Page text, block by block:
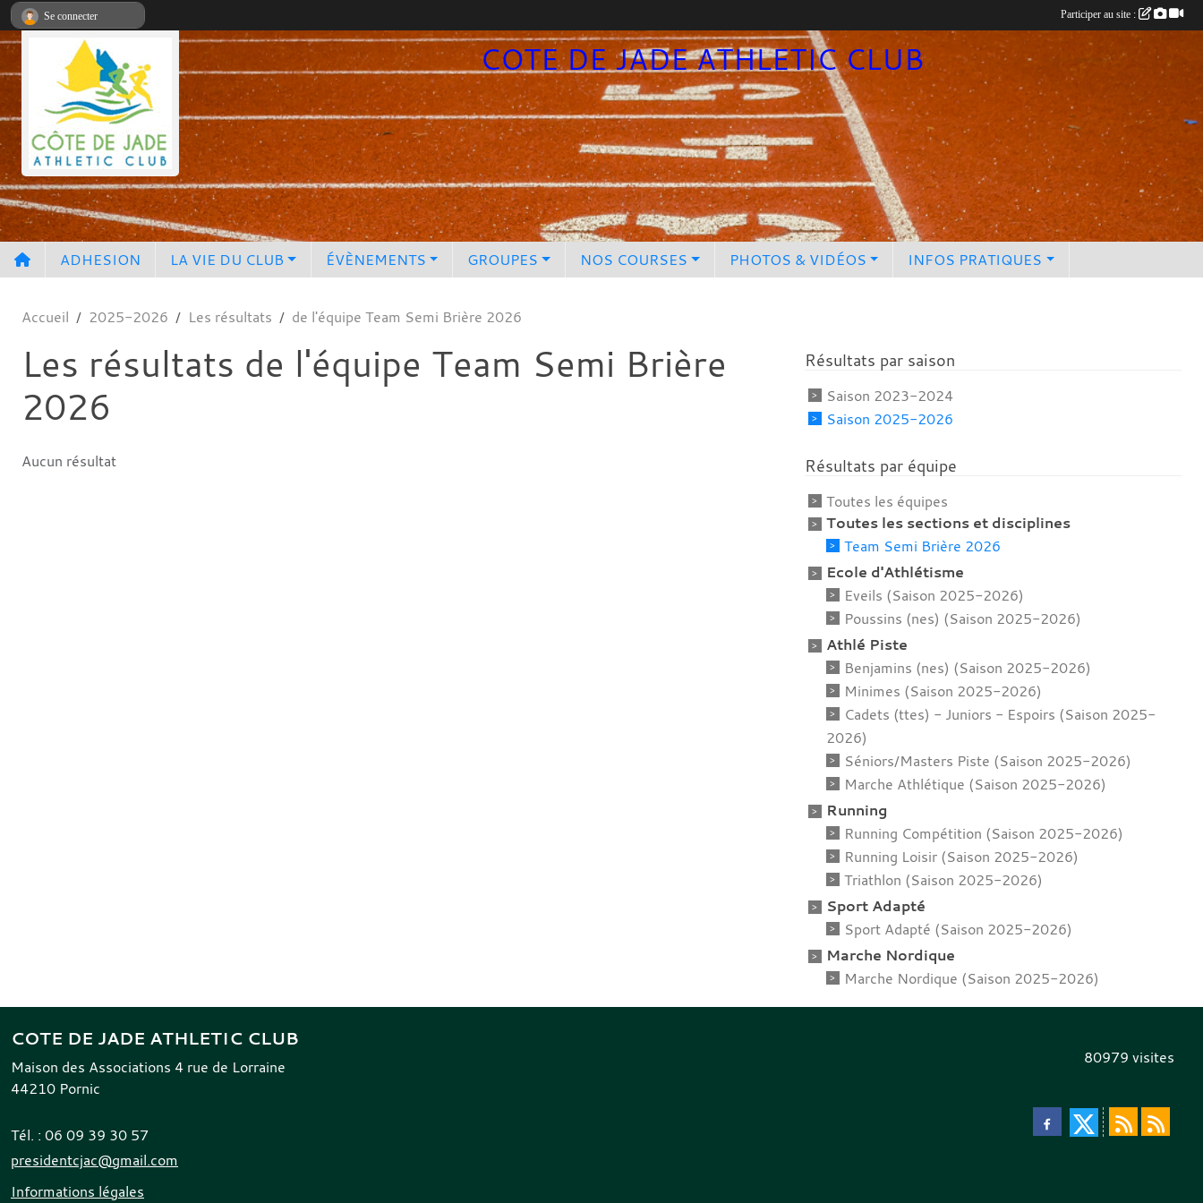
COTE DE JADE ATHLETIC CLUB
ADHESION LA VIE DU CLUB ÉVÈNEMENTS GROUPES NOS COURSES PHOTOS & VIDÉOS INFOS PRATIQUES
Accueil 2025-2026 Les résultats de l'équipe Team Semi Brière 2026
Les résultats de l'équipe Team Semi Brière
2026
Aucun résultat
Résultats par saison
Saison 2023-2024
Saison 2025-2026
Résultats par équipe
Toutes les équipes
Toutes les sections et disciplines
Team Semi Brière 2026
Ecole d'Athlétisme
Eveils (Saison 2025-2026)
Poussins (nes) (Saison 2025-2026)
Athlé Piste
Benjamins (nes) (Saison 2025-2026)
Minimes (Saison 2025-2026)
Cadets (ttes) - Juniors - Espoirs (Saison 2025-
2026)
Séniors/Masters Piste (Saison 2025-2026)
Marche Athlétique (Saison 2025-2026)
Running
Running Compétition (Saison 2025-2026)
Running Loisir (Saison 2025-2026)
Triathlon (Saison 2025-2026)
Sport Adapté
Sport Adapté (Saison 2025-2026)
Marche Nordique
Marche Nordique (Saison 2025-2026)
COTE DE JADE ATHLETIC CLUB
Maison des Associations 4 rue de Lorraine
44210 Pornic
Tél. : 06 09 39 30 57
presidentcjac@gmail.com
Informations légales
80979 visites
Se connecter Participer au site :
Panneau de gestion des cookies